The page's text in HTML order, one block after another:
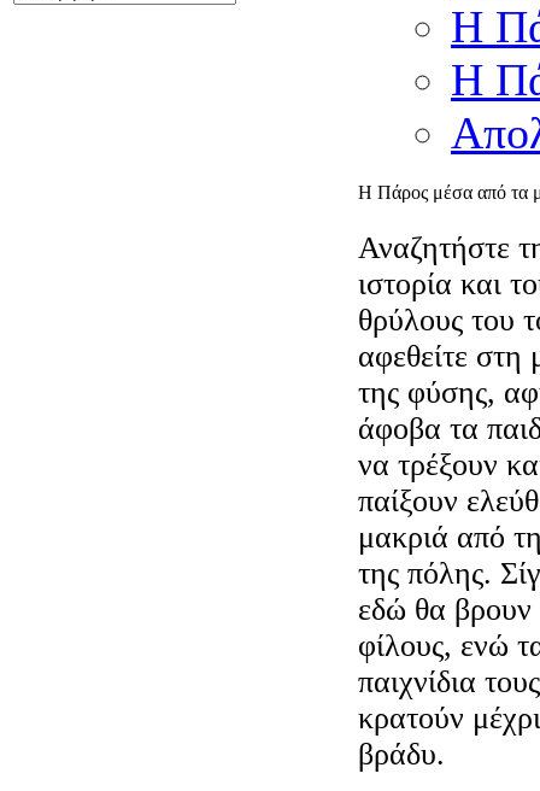
Η
Η
Η Πάρος μέσα από τα
Αναζητήστε
ιστορία και
θρύλους του
αφεθείτε στη
της φύσης,
άφοβα τα
να τρέξουν
παίξουν
μακριά από
της πόλης.
εδώ θα βρουν
φίλους, ενώ
παιχνίδια
κρατούν
βράδυ.